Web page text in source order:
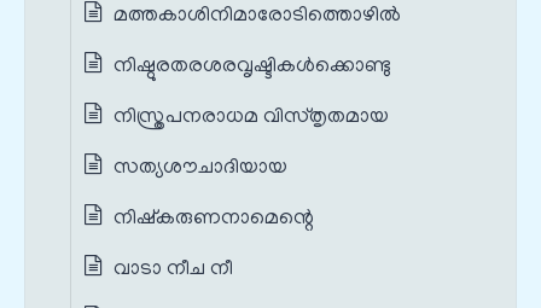
മത്തകാശിനിമാരോടിത്തൊഴിൽ
നിഷ്ഠുരതരശരവൃഷ്ടികൾക്കൊണ്ടു
നിസ്ത്രപനരാധമ വിസ്തൃതമായ
സത്യശൗചാദിയായ
നിഷ്കരുണനാമെന്റെ
വാടാ നീച നീ